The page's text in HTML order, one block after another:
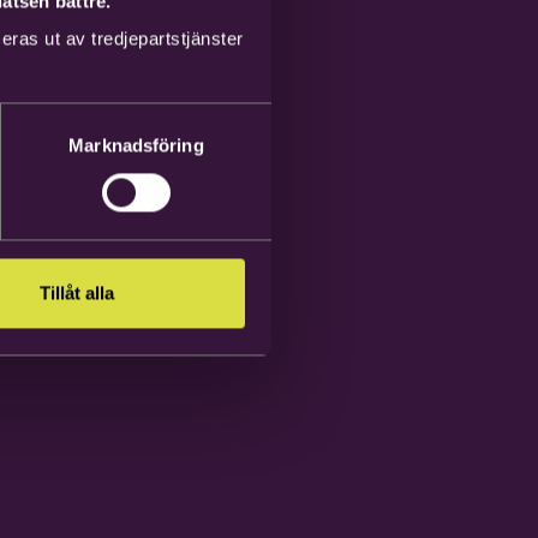
ut av tredjepartstjänster
Marknadsföring
Tillåt alla